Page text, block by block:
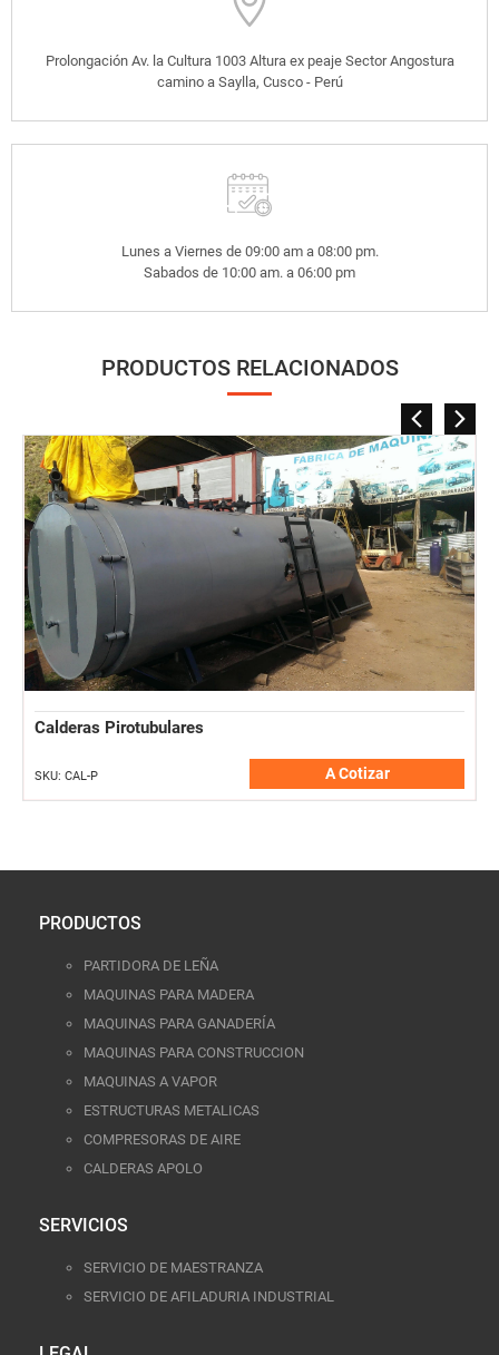
Prolongación Av. la Cultura 1003 Altura ex peaje Sector Angostura
camino a Saylla, Cusco - Perú
Lunes a Viernes de 09:00 am a 08:00 pm.
Sabados de 10:00 am. a 06:00 pm
PRODUCTOS RELACIONADOS
Máquinas para hacer bloques de espuma de poliestireno
eps 2023
SKU: APL01 A Cotizar
PRODUCTOS
PARTIDORA DE LEÑA
MAQUINAS PARA MADERA
MAQUINAS PARA GANADERÍA
MAQUINAS PARA CONSTRUCCION
MAQUINAS A VAPOR
ESTRUCTURAS METALICAS
COMPRESORAS DE AIRE
CALDERAS APOLO
SERVICIOS
SERVICIO DE MAESTRANZA
SERVICIO DE AFILADURIA INDUSTRIAL